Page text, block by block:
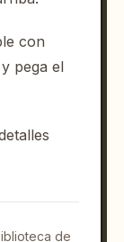
con
pega el
de